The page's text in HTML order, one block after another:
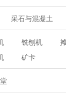
采石与混凝土
铣刨机
矿卡